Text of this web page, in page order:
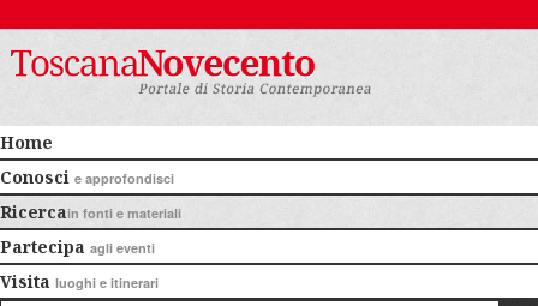
Home
Conosci e approfondisci
Ricercain fonti e materiali
Partecipa agli eventi
Visita luoghi e itinerari